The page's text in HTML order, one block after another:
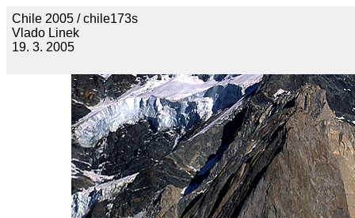
Chile 2005 / chile173s
Vlado Linek
19. 3. 2005